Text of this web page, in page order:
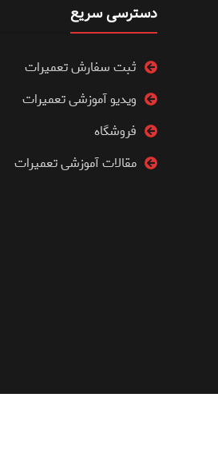
دسترسی سریع
ثبت سفارش تعمیرات
ویدیو آموزشی تعمیرات
فروشگاه
مقالات آموزشی تعمیرات